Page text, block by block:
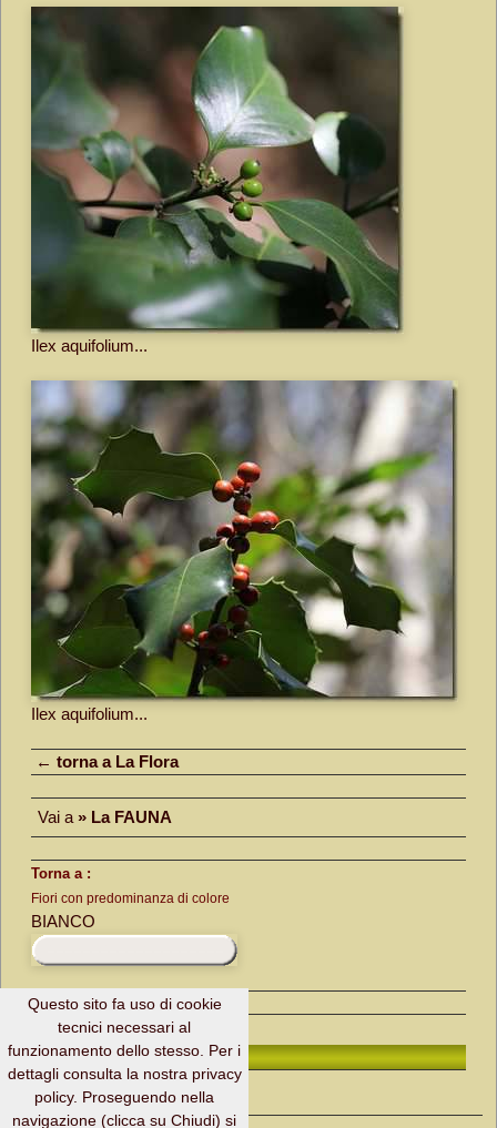
Ilex aquifolium...
Ilex aquifolium...
← torna a La Flora
Vai a » La FAUNA
Torna a :
Fiori con predominanza di colore
BIANCO
H. Page ↑
Questo sito fa uso di cookie
tecnici necessari al
funzionamento dello stesso. Per i
dettagli consulta la nostra privacy
policy. Proseguendo nella
navigazione (clicca su Chiudi) si